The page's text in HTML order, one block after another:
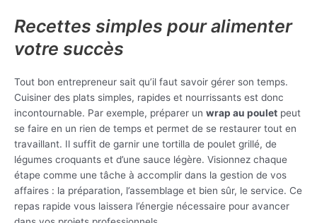
Recettes simples pour alimenter
votre succès
Tout bon entrepreneur sait qu’il faut savoir gérer son temps.
Cuisiner des plats simples, rapides et nourrissants est donc
incontournable. Par exemple, préparer un wrap au poulet peut
se faire en un rien de temps et permet de se restaurer tout en
travaillant. Il suffit de garnir une tortilla de poulet grillé, de
légumes croquants et d’une sauce légère. Visionnez chaque
étape comme une tâche à accomplir dans la gestion de vos
affaires : la préparation, l’assemblage et bien sûr, le service. Ce
repas rapide vous laissera l’énergie nécessaire pour avancer